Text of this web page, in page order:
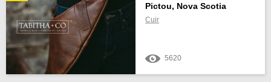
Pictou, Nova Scotia
Cuir
5620